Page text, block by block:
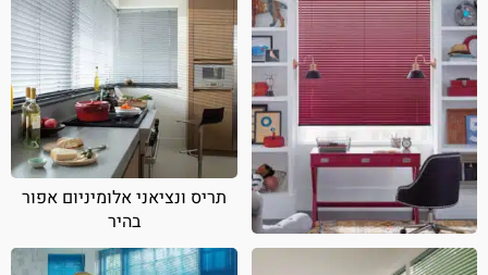
תריס ונציאני אלומיניום אדום
תריס ונציאני אלומיניום אפור
בהיר